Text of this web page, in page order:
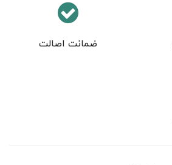
ضمانت اصالت